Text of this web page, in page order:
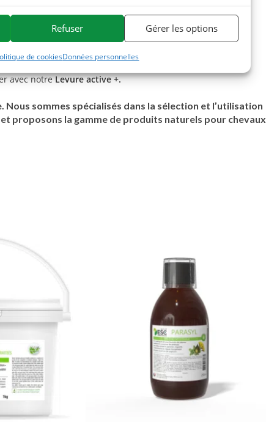
Refuser Gérer les options
de cookiesDonnées personnelles
du Jus d’Aloe vera
avec notreLevure active +.
sommes spécialisés dans la sélection et l’utilisation
proposons la gamme de produits naturels pour chevaux